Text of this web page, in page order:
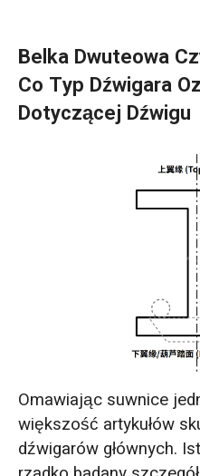
Belka Dwuteowa
Co Typ Dźwigara
Dotyczącej Dźwigu
Omawiając suwnice
większość artykułów
dźwigarów głównych.